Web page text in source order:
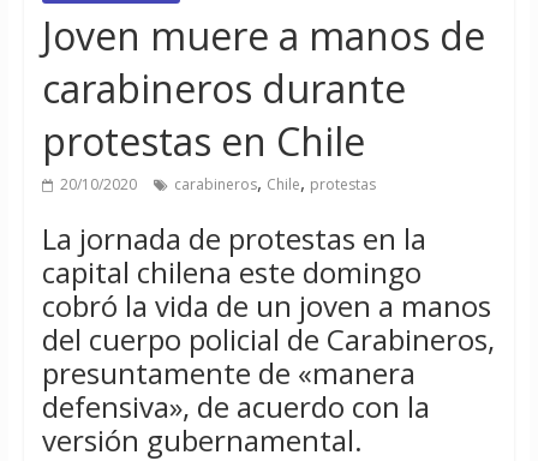
Joven muere a manos de
carabineros durante
protestas en Chile
20/10/2020 carabineros, Chile, protestas
La jornada de protestas en la
capital chilena este domingo
cobró la vida de un joven a manos
del cuerpo policial de Carabineros,
presuntamente de «manera
defensiva», de acuerdo con la
versión gubernamental.